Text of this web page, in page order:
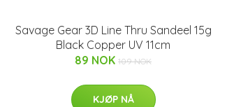
Savage Gear 3D Line Thru Sandeel 15g
Black Copper UV 11cm
89 NOK 109 NOK
KJØP NÅ